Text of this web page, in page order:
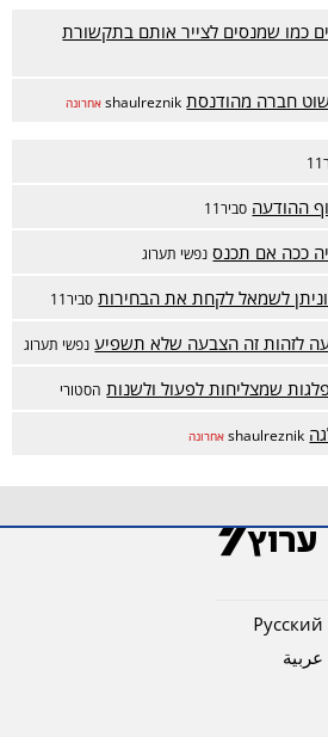
כמו שמנסים לצייר אותם בתקשורת
חברה מהודנסת shaulreznik אחרונה
ההודעה סביר11
ככה אם תכנס נפשי תערוג
לשמאל לקחת את הבחירות סביר11
לזהות זה הצבעה שלא תשפיע נפשי תערוג
שמצליחות לפעול ולשנות הסטורי
shaulreznik אחרונה
Pусский
عربية